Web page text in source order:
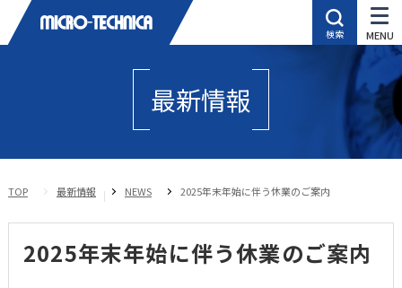
最新情報
TOP 最新情報 NEWS 2025年末年始に伴う休業のご案内
2025年末年始に伴う休業のご案内